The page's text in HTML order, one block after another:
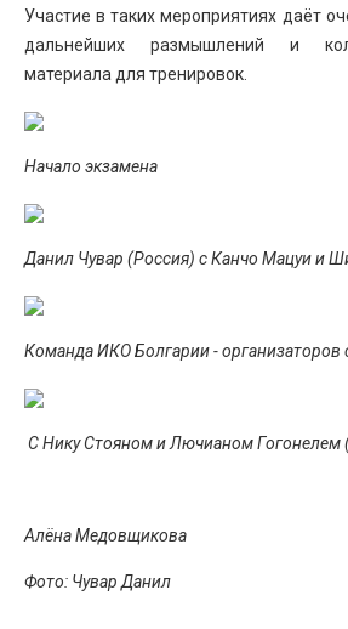
Участие в таких мероприятиях даёт
дальнейших размышлений и
материала для тренировок.
Начало экзамена
Данил Чувар (Россия) с Канчо Мацуи и
Команда ИКО Болгарии - организаторов
С Нику Стояном и Лючианом Гогонелем
Алёна Медовщикова
Фото: Чувар Данил